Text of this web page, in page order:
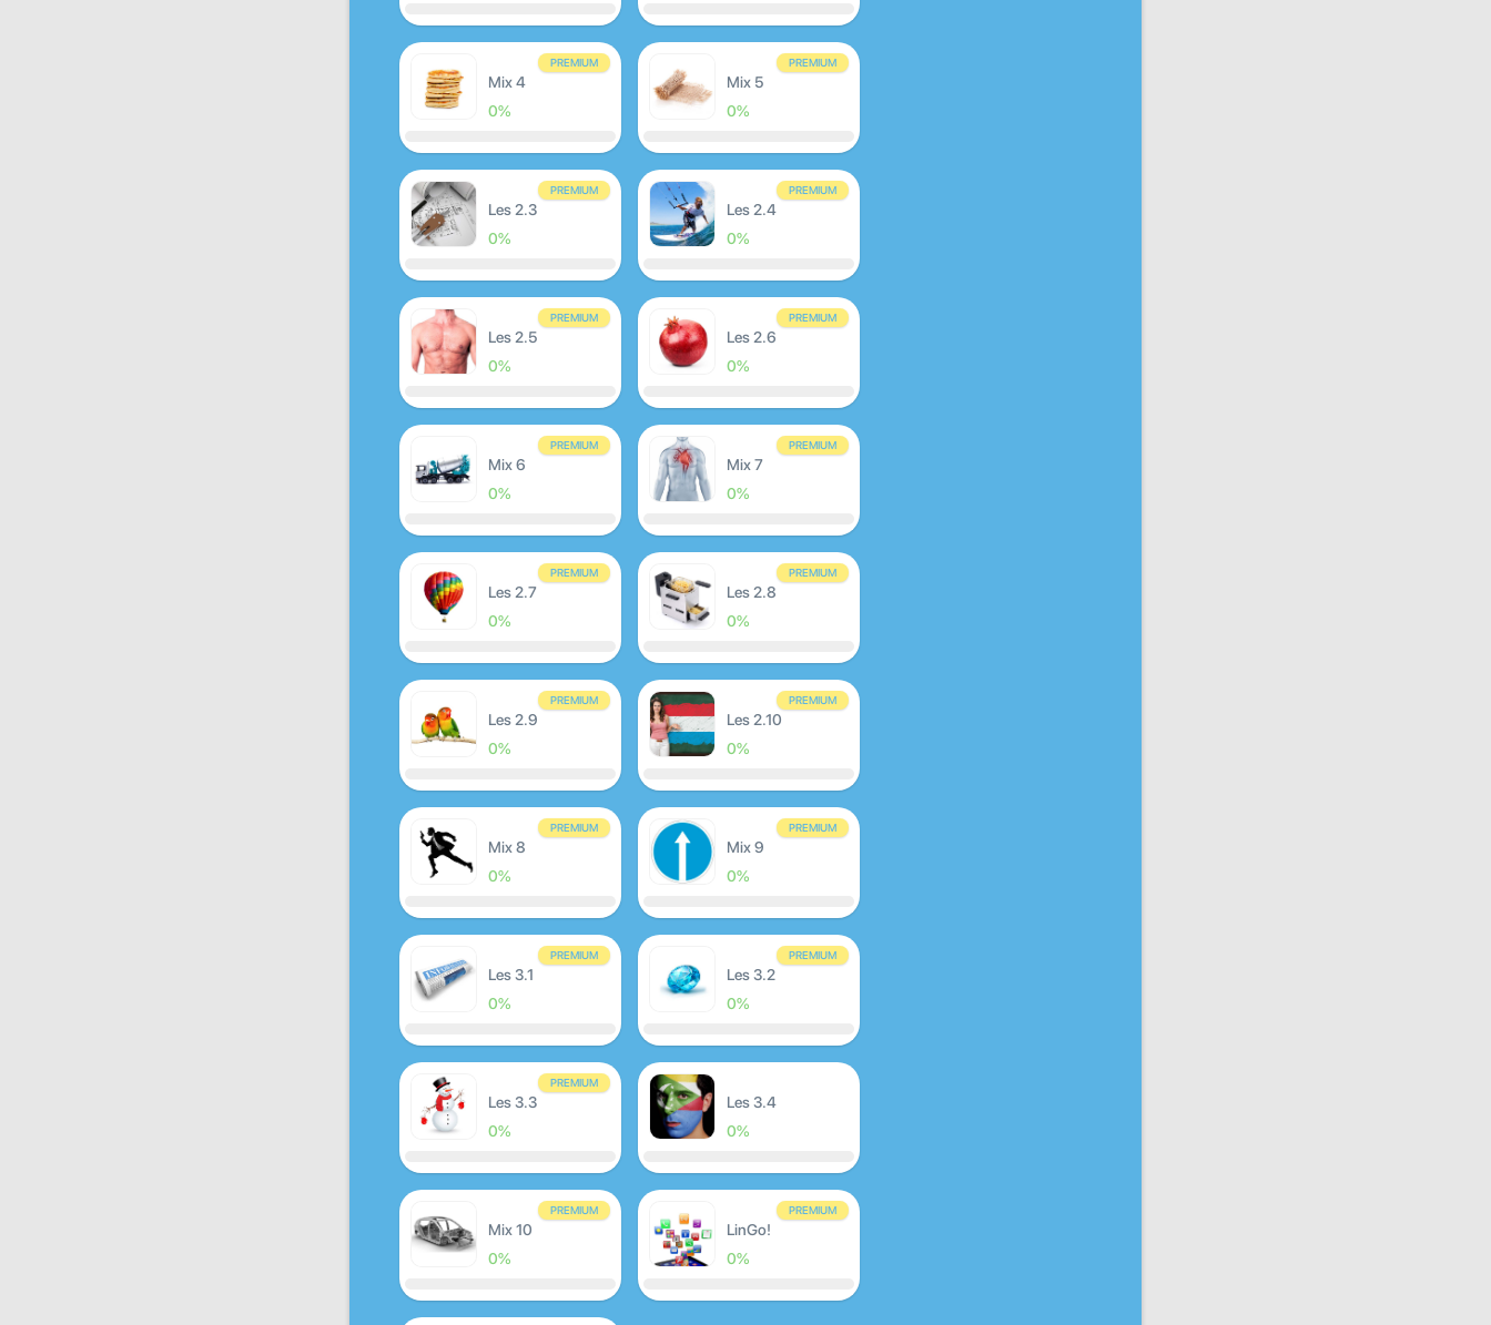
PREMIUM
Mix 4
0%
PREMIUM
Mix 5
0%
PREMIUM
Les 2.3
0%
PREMIUM
Les 2.4
0%
PREMIUM
Les 2.5
0%
PREMIUM
Les 2.6
0%
PREMIUM
Mix 6
0%
PREMIUM
Mix 7
0%
PREMIUM
Les 2.7
0%
PREMIUM
Les 2.8
0%
PREMIUM
Les 2.9
0%
PREMIUM
Les 2.10
0%
PREMIUM
Mix 8
0%
PREMIUM
Mix 9
0%
PREMIUM
Les 3.1
0%
PREMIUM
Les 3.2
0%
PREMIUM
Les 3.3
0%
Les 3.4
0%
PREMIUM
Mix 10
0%
PREMIUM
LinGo!
0%